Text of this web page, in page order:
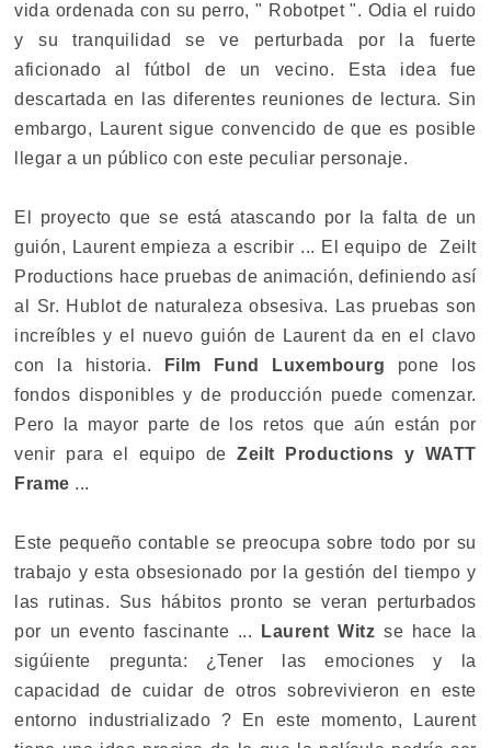
vida ordenada con su perro, " Robotpet ". Odia el ruido
y su tranquilidad se ve perturbada por la fuerte
aficionado al fútbol de un vecino. Esta idea fue
descartada en las diferentes reuniones de lectura. Sin
embargo, Laurent sigue convencido de que es posible
llegar a un público con este peculiar personaje.
El proyecto que se está atascando por la falta de un
guión, Laurent empieza a escribir ... El equipo de Zeilt
Productions hace pruebas de animación, definiendo así
al Sr. Hublot de naturaleza obsesiva. Las pruebas son
increíbles y el nuevo guión de Laurent da en el clavo
con la historia.
Film Fund Luxembourg pone los
fondos disponibles y de producción puede comenzar.
Pero la mayor parte de los retos que aún están por
venir para el equipo deZeilt Productions y WATT
Frame ...
Este pequeño contable se preocupa sobre todo por su
trabajo y esta obsesionado por la gestión del tiempo y
las rutinas. Sus hábitos pronto se veran perturbados
por un evento fascinante ...
Laurent Witz se hace la
sigúiente pregunta:
¿Tener las emociones y la
capacidad de cuidar de otros sobrevivieron en este
entorno industrializado ? En este momento, Laurent